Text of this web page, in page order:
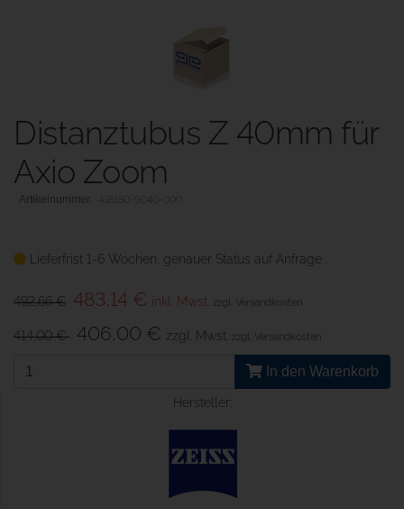
Distanztubus Z 40mm für
Axio Zoom
Lieferfrist 1-6 Wochen, genauer Status auf Anfrage
492,66 € 483,14 € inkl. Mwst. zzgl. Versandkosten
414,00 € 406,00 € zzgl. Mwst. zzgl. Versandkosten
In den Warenkorb
Hersteller: